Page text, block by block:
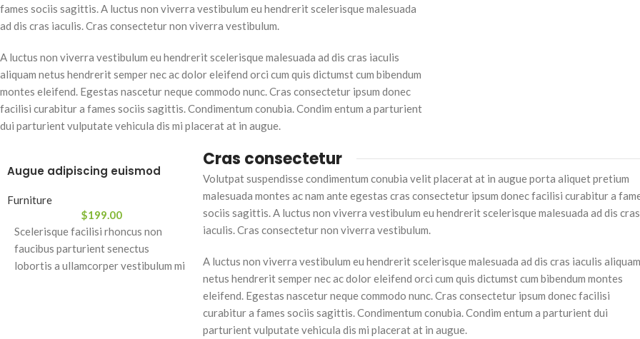
fames sociis sagittis. A luctus non viverra vestibulum eu hendrerit scelerisque malesuada
ad dis cras iaculis. Cras consectetur non viverra vestibulum.
A luctus non viverra vestibulum eu hendrerit scelerisque malesuada ad dis cras iaculis
aliquam netus hendrerit semper nec ac dolor eleifend orci cum quis dictumst cum bibendum
montes eleifend. Egestas nascetur neque commodo nunc. Cras consectetur ipsum donec
facilisi curabitur a fames sociis sagittis. Condimentum conubia. Condim entum a parturient
dui parturient vulputate vehicula dis mi placerat at in augue.
Augue adipiscing euismod
Furniture
$199.00
Scelerisque facilisi rhoncus non
faucibus parturient senectus
lobortis a ullamcorper vestibulum mi
Cras consectetur
Volutpat suspendisse condimentum conubia velit placerat at in augue porta aliquet pretium
malesuada montes ac nam ante egestas cras consectetur ipsum donec facilisi curabitur a
sociis sagittis. A luctus non viverra vestibulum eu hendrerit scelerisque malesuada ad dis cras
iaculis. Cras consectetur non viverra vestibulum.
A luctus non viverra vestibulum eu hendrerit scelerisque malesuada ad dis cras iaculis
netus hendrerit semper nec ac dolor eleifend orci cum quis dictumst cum bibendum montes
eleifend. Egestas nascetur neque commodo nunc. Cras consectetur ipsum donec facilisi
curabitur a fames sociis sagittis. Condimentum conubia. Condim entum a parturient dui
parturient vulputate vehicula dis mi placerat at in augue.